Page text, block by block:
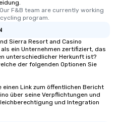
F&B team are currently working
program.
Sierra Resort and Casino
ein Unternehmen zertifiziert, das
unterschiedlicher Herkunft ist?
der folgenden Optionen Sie
Link zum öffentlichen Bericht
über seine Verpflichtungen und
und Integration